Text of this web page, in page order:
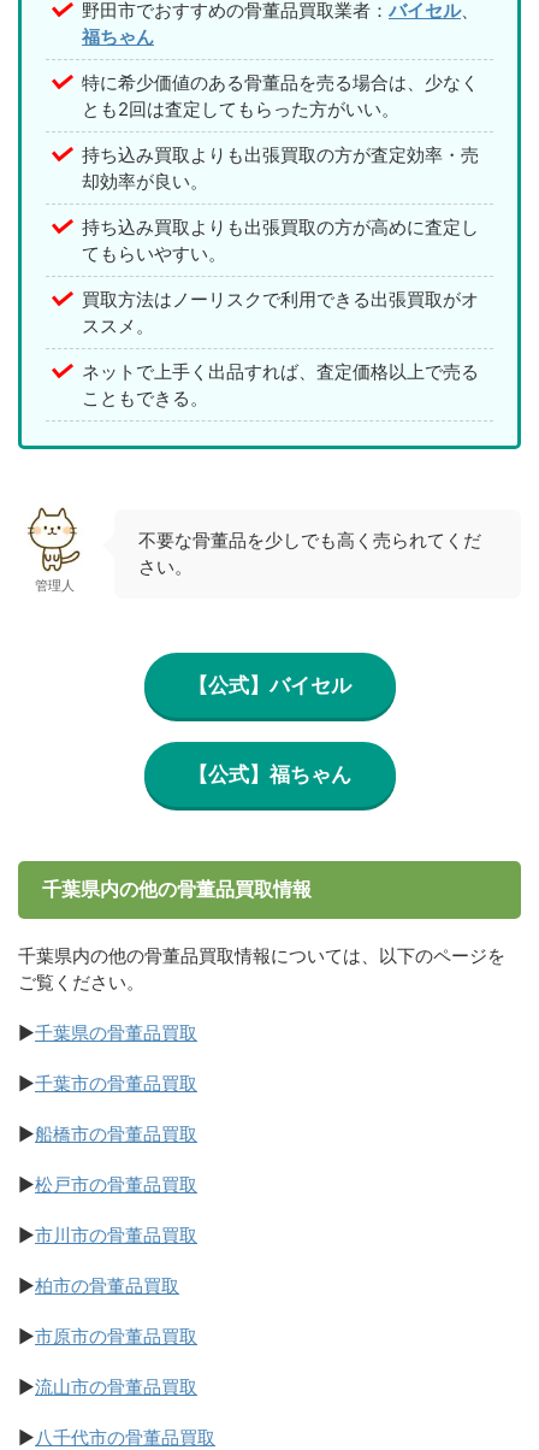
野田市でおすすめの骨董品買取業者： バイセル、
福ちゃん
特に希少価値のある骨董品を売る場合は、少なく
とも2回は査定してもらった方がいい。
持ち込み買取よりも出張買取の方が査定効率・売
却効率が良い。
持ち込み買取よりも出張買取の方が高めに査定し
てもらいやすい。
買取方法はノーリスクで利用できる出張買取がオ
ススメ。
ネットで上手く出品すれば、査定価格以上で売る
こともできる。
管理人
不要な骨董品を少しでも高く売られてくだ
さい。
【公式】バイセル
【公式】福ちゃん
千葉県内の他の骨董品買取情報
千葉県内の他の骨董品買取情報については、以下のページを
ご覧ください。
▶千葉県の骨董品買取
▶千葉市の骨董品買取
▶船橋市の骨董品買取
▶松戸市の骨董品買取
▶市川市の骨董品買取
▶柏市の骨董品買取
▶市原市の骨董品買取
▶流山市の骨董品買取
▶八千代市の骨董品買取